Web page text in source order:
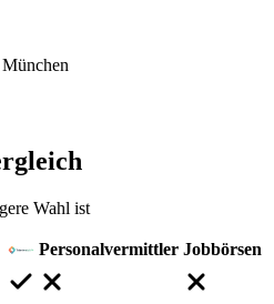
München
Wahl ist
Personalvermittler Jobbörsen